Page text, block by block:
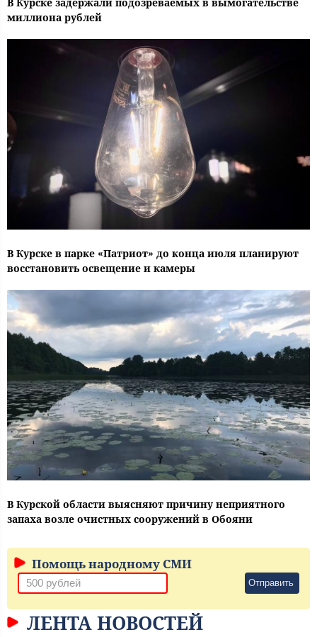
В Курске задержали подозреваемых в вымогательстве
миллиона рублей
В Курске в парке «Патриот» до конца июля планируют
восстановить освещение и камеры
В Курской области выясняют причину неприятного
запаха возле очистных сооружений в Обояни
Помощь народному СМИ
Отправить
ЛЕНТА НОВОСТЕЙ